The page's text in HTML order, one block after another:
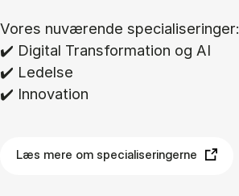
Vo­res nu­væ­ren­de spe­ci­a­li­se­rin­ger:
✔️ Di­gi­tal Trans­for­ma­tion og AI
✔️ Le­del­se
✔️ In­nova­tion
Læs mere om specialiseringerne